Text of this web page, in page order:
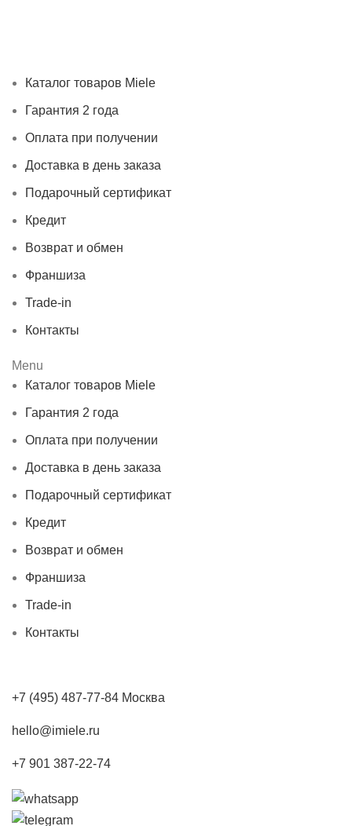
Каталог товаров Miele
Гарантия 2 года
Оплата при получении
Доставка в день заказа
Подарочный сертификат
Кредит
Возврат и обмен
Франшиза
Trade-in
Контакты
Menu
Каталог товаров Miele
Гарантия 2 года
Оплата при получении
Доставка в день заказа
Подарочный сертификат
Кредит
Возврат и обмен
Франшиза
Trade-in
Контакты
+7 (495) 487-77-84 Москва
hello@imiele.ru
+7 901 387-22-74